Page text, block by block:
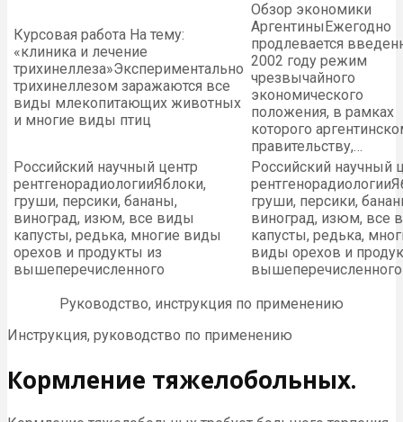
Курсовая работа На тему:
«клиника и лечение
трихинеллеза»Экспериментально
трихинеллезом заражаются все
виды млекопитающих животных
и многие виды птиц
Обзор экономики
АргентиныЕжегодно
продлевается
2002 году режим
чрезвычайного
экономического
положения, в рамках
которого
правительству,…
Российский научный центр
рентгенорадиологииЯблоки,
груши, персики, бананы,
виноград, изюм, все виды
капусты, редька, многие виды
орехов и продукты из
вышеперечисленного
Российский научный
рентгенорадиологии
груши, персики,
виноград, изюм, все
капусты, редька,
виды орехов и
вышеперечисленного
Руководство, инструкция по применению
Инструкция, руководство по применению
Кормление тяжелобольных.